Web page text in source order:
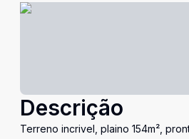
Descrição
Terreno incrivel, plaino 154m²,